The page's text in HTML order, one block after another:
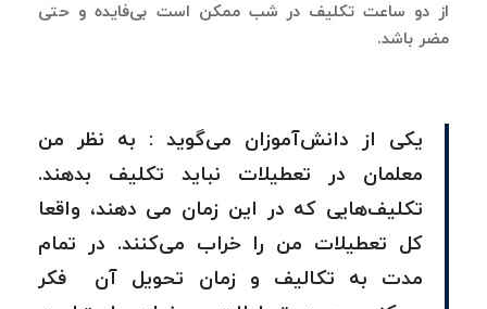
از دو ساعت تکلیف در شب ممکن است بی‌فایده و حتی
مضر باشد.
یکی از دانش‌آموزان می‌گوید : به نظر من
معلمان در تعطیلات نباید تکلیف بدهند.
تکلیف‌هایی که در این زمان می دهند، واقعا
کل تعطیلات من را خراب می‌کنند. در تمام
مدت به تکالیف و زمان تحویل آن فکر